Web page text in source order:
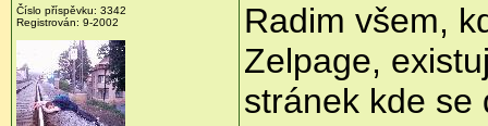
Číslo příspěvku: 3342
Registrován: 9-2002
Radim všem,
Zelpage,
stránek kde se